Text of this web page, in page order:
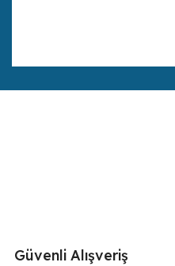
Güvenli Alışveriş